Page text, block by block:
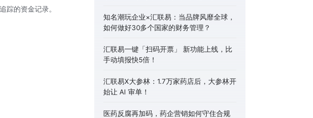
踪的资金记录。
知名潮玩企业×汇联易：当品牌风靡全球，
如何做好30多个国家的财务管理？
汇联易一键「扫码开票」 新功能上线，比
手动填报快5倍！
汇联易X大参林：1.7万家药店后，大参林开
始让 AI 审单！
医药反腐再加码，药企营销如何守住合规